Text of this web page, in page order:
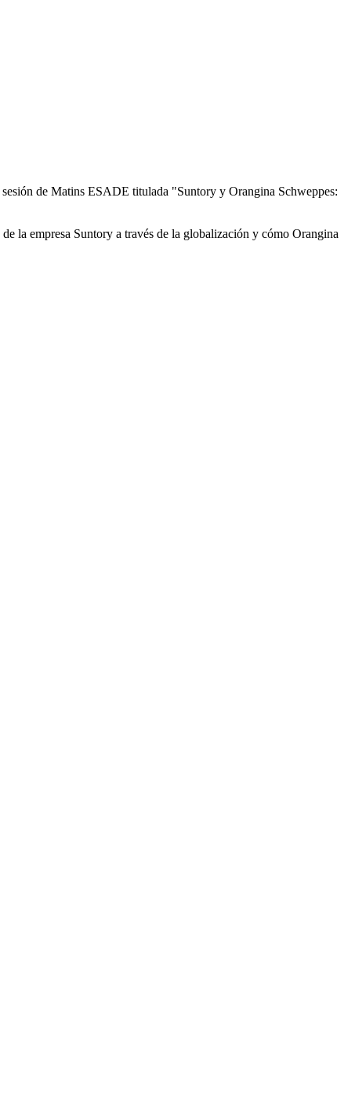
sesión de Matins ESADE titulada "Suntory y Orangina Schweppes:
la empresa Suntory a través de la globalización y cómo Orangina